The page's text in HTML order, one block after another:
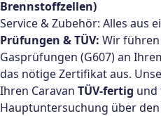
Brennstoffzellen)
Service & Zubehör: Alles aus
Prüfungen & TÜV: Wir
Gasprüfungen (G607) an
das nötige Zertifikat aus.
Ihren Caravan TÜV-fertig und
Hauptuntersuchung über